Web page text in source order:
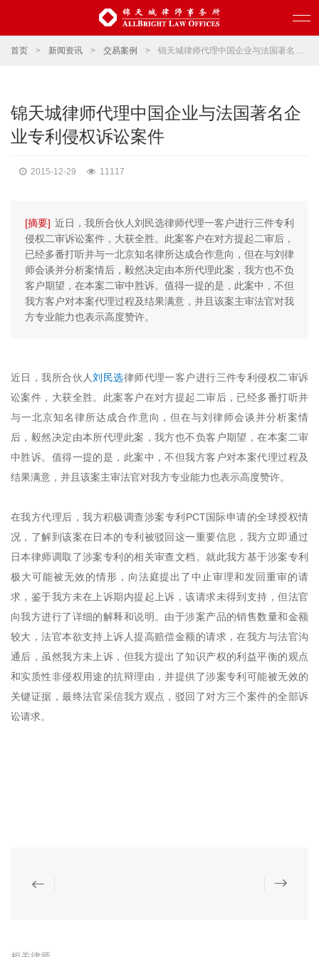
首页 > 新闻资讯 > 交易案例 > 锦天城律师代理中国企业与法国著名企业专利侵权诉讼案件
锦天城律师代理中国企业与法国著名企
业专利侵权诉讼案件
2015-12-29 11117
[摘要] 近日，我所合伙人刘民选律师代理一客户进行三件专利
侵权二审诉讼案件，大获全胜。此案客户在对方提起二审后，
已经多番打听并与一北京知名律所达成合作意向，但在与刘律
师会谈并分析案情后，毅然决定由本所代理此案，我方也不负
客户期望，在本案二审中胜诉。值得一提的是，此案中，不但
我方客户对本案代理过程及结果满意，并且该案主审法官对我
方专业能力也表示高度赞许。
近日，我所合伙人刘民选律师代理一客户进行三件专利侵权二审诉
讼案件，大获全胜。此案客户在对方提起二审后，已经多番打听并
与一北京知名律所达成合作意向，但在与刘律师会谈并分析案情
后，毅然决定由本所代理此案，我方也不负客户期望，在本案二审
中胜诉。值得一提的是，此案中，不但我方客户对本案代理过程及
结果满意，并且该案主审法官对我方专业能力也表示高度赞许。
在我方代理后，我方积极调查涉案专利PCT国际申请的全球授权情
况，了解到该案在日本的专利被驳回这一重要信息，我方立即通过
日本律师调取了涉案专利的相关审查文档。就此我方基于涉案专利
极大可能被无效的情形，向法庭提出了中止审理和发回重审的请
求，鉴于我方未在上诉期内提起上诉，该请求未得到支持，但法官
向我方进行了详细的解释和说明。由于涉案产品的销售数量和金额
较大，法官本欲支持上诉人提高赔偿金额的请求，在我方与法官沟
通后，虽然我方未上诉，但我方提出了知识产权的利益平衡的观点
和实质性非侵权用途的抗辩理由，并提供了涉案专利可能被无效的
关键证据，最终法官采信我方观点，驳回了对方三个案件的全部诉
讼请求。